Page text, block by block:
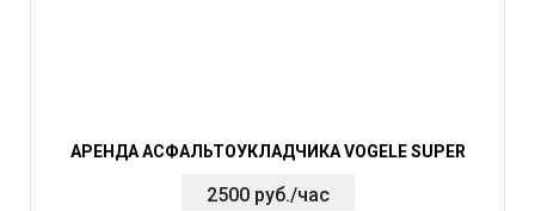
АРЕНДА АСФАЛЬТОУКЛАДЧИКА VOGELE SUPER
2500 руб./час